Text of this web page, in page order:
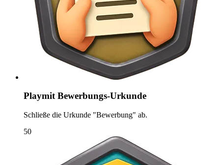
Playmit Bewerbungs-Urkunde
Schließe die Urkunde "Bewerbung" ab.
50